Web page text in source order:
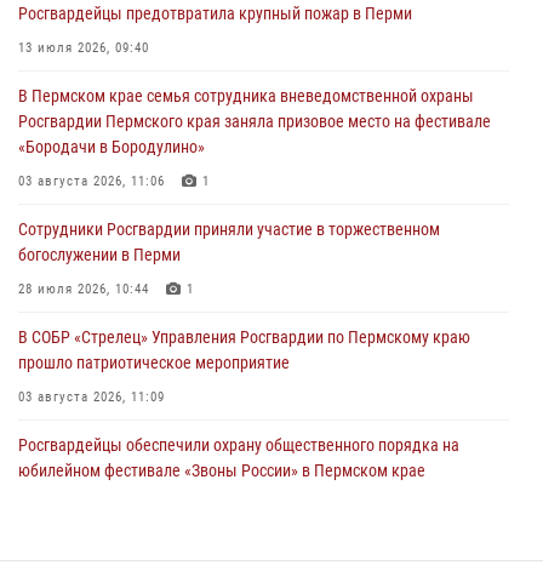
30 июля 2026, 05:19
богослужении в Перми
28 июля 2026, 10:44
Росгвардейцы оказали силовую поддержку при задержании
28 июля 2026, 06:15
Росгвардейцы предотвратила крупный пожар в Перми
13 июля 2026, 09:40
В Пермском крае семья сотрудника вневедомственной охраны
Росгвардии Пермского края заняла призовое место на фестивале
«Бородачи в Бородулино»
03 августа 2026, 11:06 1
Сотрудники Росгвардии приняли участие в торжественном
богослужении в Перми
28 июля 2026, 10:44 1
В СОБР «Стрелец» Управления Росгвардии по Пермскому краю
прошло патриотическое мероприятие
03 августа 2026, 11:09
Росгвардейцы обеспечили охрану общественного порядка на
юбилейном фестивале «Звоны России» в Пермском крае